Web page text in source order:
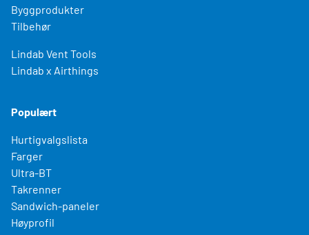
Byggprodukter
Tilbehør
Lindab Vent Tools
Lindab x Airthings
Populært
Hurtigvalgslista
Farger
Ultra-BT
Takrenner
Sandwich-paneler
Høyprofil